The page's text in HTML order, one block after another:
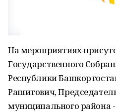
На мероприятиях
Государственного
Республики
Рашитович,
муниципального района